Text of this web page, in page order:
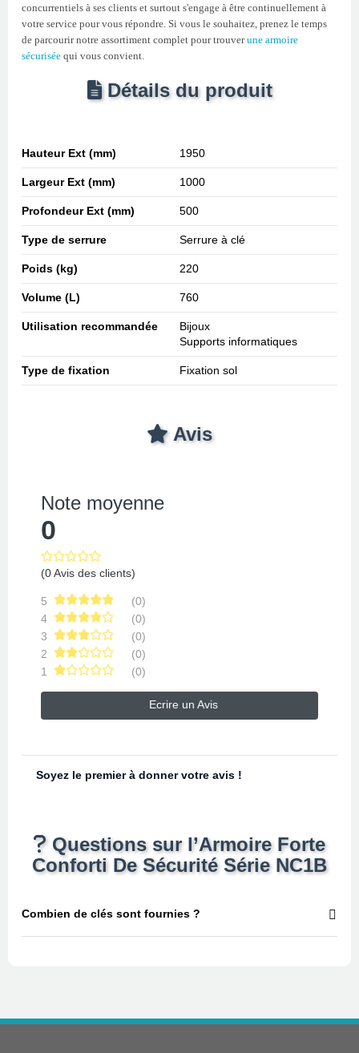
concurrentiels à ses clients et surtout s'engage à être continuellement à
votre service pour vous répondre. Si vous le souhaitez, prenez le temps
de parcourir notre assortiment complet pour trouverune armoire
sécurisée qui vous convient.
Détails du produit
Hauteur Ext (mm) 1950
Largeur Ext (mm) 1000
Profondeur Ext (mm) 500
Type de serrure Serrure à clé
Poids (kg) 220
Volume (L) 760
Utilisation recommandée
Bijoux
Supports informatiques
Type de fixation Fixation sol
Avis
Note moyenne
0
(0 Avis des clients)
5
(0)
4
(0)
3
(0)
2
(0)
1
(0)
Ecrire un Avis
Soyez le premier à donner votre avis !
Questions sur l’Armoire Forte
Conforti De Sécurité Série NC1B
Combien de clés sont fournies ?